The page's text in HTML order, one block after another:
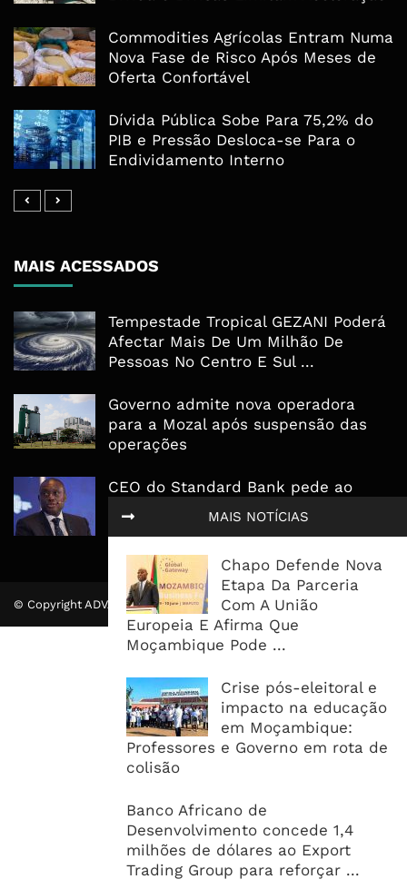
MAIS NOTÍCIAS
Chapo Defende Nova
Etapa Da Parceria
Com A União
Europeia E Afirma Que
Moçambique Pode ...
Crise pós-eleitoral e
impacto na educação
em Moçambique:
Professores e Governo em rota de
colisão
Banco Africano de
Desenvolvimento concede 1,4
milhões de dólares ao Export
Trading Group para reforçar ...
Commodities Agrícolas Entram Numa
Nova Fase de Risco Após Meses de
Oferta Confortável
Dívida Pública Sobe Para 75,2% do
PIB e Pressão Desloca-se Para o
Endividamento Interno
MAIS ACESSADOS
Tempestade Tropical GEZANI Poderá
Afectar Mais De Um Milhão De
Pessoas No Centro E Sul ...
Governo admite nova operadora
para a Mozal após suspensão das
operações
CEO do Standard Bank pede ao
Governo que “saia do caminho” e
facilite os negócios
© Copyright ADVALUE. Todos Direitos Reservados.